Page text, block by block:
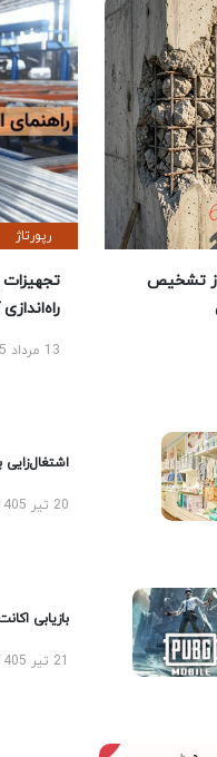
تشخیص
رپورتاژ
تجهیزات
13 مرداد 1405
اشتغال‌زایی
20 تیر 1405
بازیابی